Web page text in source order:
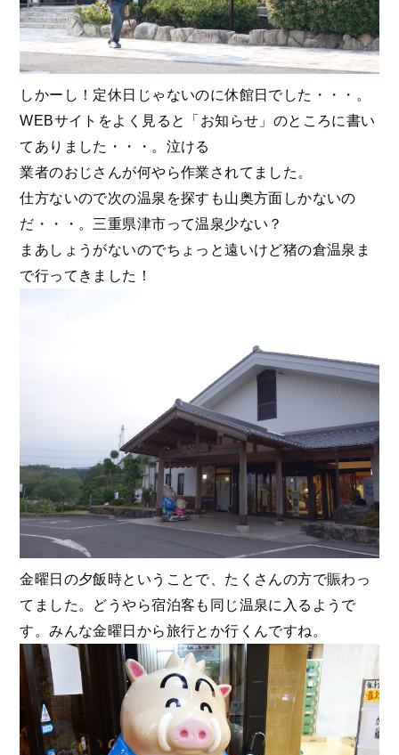
しかーし！定休日じゃないのに休館日でした・・・。
WEBサイトをよく見ると「お知らせ」のところに書い
てありました・・・。泣ける
業者のおじさんが何やら作業されてました。
仕方ないので次の温泉を探すも山奥方面しかないの
だ・・・。三重県津市って温泉少ない？
まあしょうがないのでちょっと遠いけど猪の倉温泉ま
で行ってきました！
金曜日の夕飯時ということで、たくさんの方で賑わっ
てました。どうやら宿泊客も同じ温泉に入るようで
す。みんな金曜日から旅行とか行くんですね。